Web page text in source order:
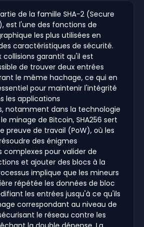
de la famille SHA-2 (Secure
est l'une des fonctions de
les plus utilisées en
caractéristiques de sécurité.
collisions garantit qu'il est
de trouver deux entrées
le même hachage, ce qui en
pour maintenir l'intégrité
les applications
notamment dans la technologie
minage de Bitcoin, SHA256 sert
preuve de travail (PoW), où les
des énigmes
complexes pour valider de
et ajouter des blocs à la
implique que les mineurs
répétée les données de bloc
les entrées jusqu'à ce qu'ils
correspondant au niveau de
le réseau contre les